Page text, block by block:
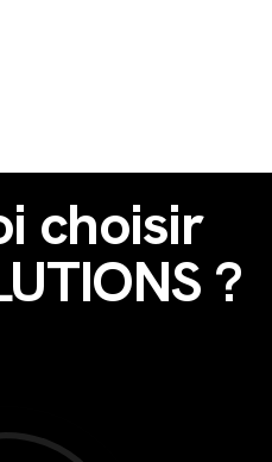
choisir
?